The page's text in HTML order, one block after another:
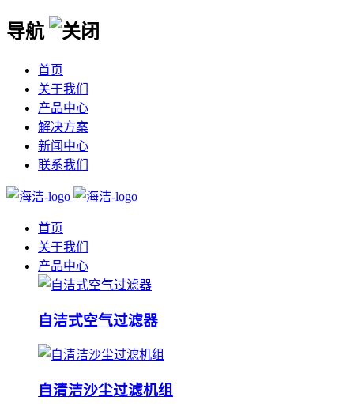
导航
首页
关于我们
产品中心
解决方案
新闻中心
联系我们
首页
关于我们
产品中心
自洁式空气过滤器
自清洁沙尘过滤机组